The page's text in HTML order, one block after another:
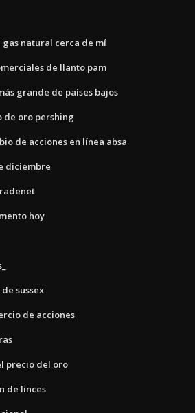
gas natural cerca de mí
de llanto pam
grande de países bajos
de oro pershing
de acciones en línea absa
diciembre
hoy
sussex
de acciones
precio del oro
de linces